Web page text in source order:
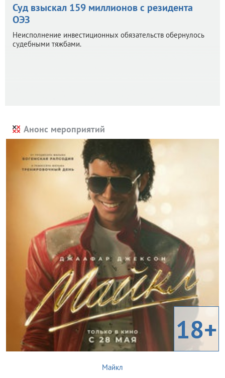
Суд взыскал 159 миллионов с резидента
ОЭЗ
Неисполнение инвестиционных обязательств обернулось
судебными тяжбами.
Анонс мероприятий
18+
Майкл